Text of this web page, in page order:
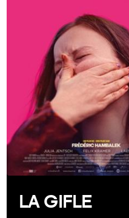
LA GIFLE